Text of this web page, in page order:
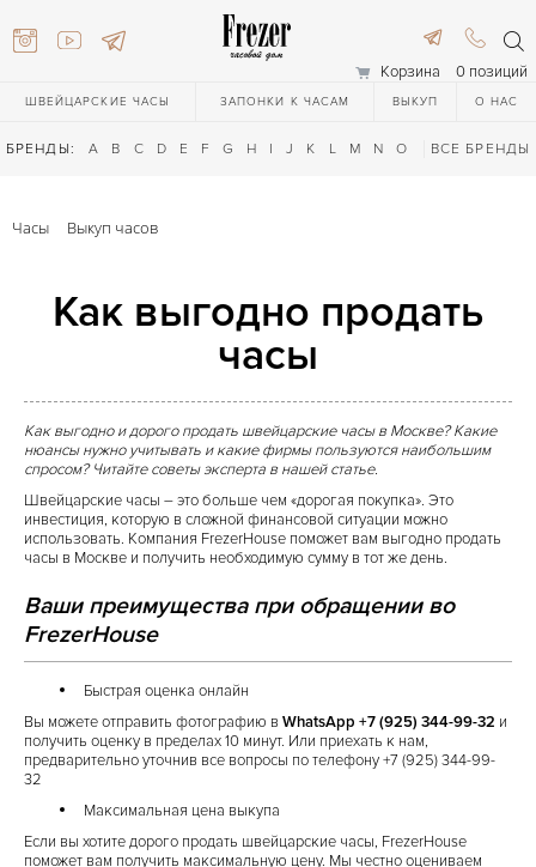
Корзина 0 позиций
ШВЕЙЦАРСКИЕ ЧАСЫ ЗАПОНКИ К ЧАСАМ ВЫКУП О НАС
БРЕНДЫ: A B C D E F G H I J K L M N O Q R S T
ВСЕ БРЕНДЫ
3748
Часы Выкуп часов
Как выгодно продать
часы
Как выгодно и дорого продать швейцарские часы в Москве? Какие
нюансы нужно учитывать и какие фирмы пользуются наибольшим
спросом? Читайте советы эксперта в нашей статье.
Швейцарские часы – это больше чем «дорогая покупка». Это
инвестиция, которую в сложной финансовой ситуации можно
использовать. Компания FrezerHouse поможет вам выгодно продать
часы в Москве и получить необходимую сумму в тот же день.
Ваши преимущества при обращении во
FrezerHouse
Быстрая оценка онлайн
Вы можете отправить фотографию в WhatsApp +7 (925) 344-99-32 и
получить оценку в пределах 10 минут. Или приехать к нам,
предварительно уточнив все вопросы по телефону+7 (925) 344-99-
32
Максимальная цена выкупа
Если вы хотите дорого продать швейцарские часы, FrezerHouse
поможет вам получить максимальную цену. Мы честно оцениваем